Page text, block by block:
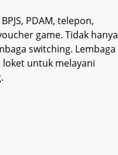
PDAM, telepon,
game. Tidak hanya
switching. Lembaga
untuk melayani